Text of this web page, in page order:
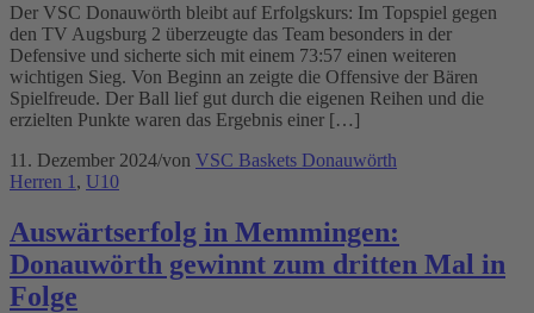
Der VSC Donauwörth bleibt auf Erfolgskurs: Im Topspiel gegen
den TV Augsburg 2 überzeugte das Team besonders in der
Defensive und sicherte sich mit einem 73:57 einen weiteren
wichtigen Sieg. Von Beginn an zeigte die Offensive der Bären
Spielfreude. Der Ball lief gut durch die eigenen Reihen und die
erzielten Punkte waren das Ergebnis einer […]
11. Dezember 2024/von VSC Baskets Donauwörth
Herren 1 , U10
Auswärtserfolg in Memmingen:
Donauwörth gewinnt zum dritten Mal in
Folge